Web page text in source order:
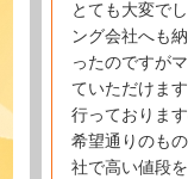
とても大変で
ング会社へも
ったのですが
ていただけま
行っておりま
希望通りのも
社で高い値段